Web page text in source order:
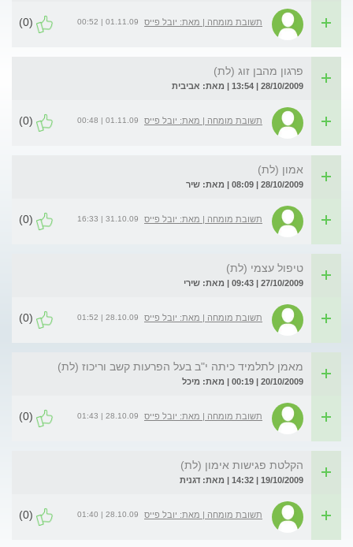
תשובת מומחה | מאת: יובל פייס 01.11.09 | 00:52
(0)
פרגון מהבן זוג (לת)
28/10/2009 | 13:54 | מאת: אביבית
תשובת מומחה | מאת: יובל פייס 01.11.09 | 00:48
(0)
אמון (לת)
28/10/2009 | 08:09 | מאת: שיר
תשובת מומחה | מאת: יובל פייס 31.10.09 | 16:33
(0)
טיפול עצמי (לת)
27/10/2009 | 09:43 | מאת: שירי
תשובת מומחה | מאת: יובל פייס 28.10.09 | 01:52
(0)
מאמן לתלמיד כיתה י"ב בעל הפרעות קשב וריכוז (לת)
20/10/2009 | 00:19 | מאת: מיכל
תשובת מומחה | מאת: יובל פייס 28.10.09 | 01:43
(0)
הקלטת פגישות אימון (לת)
19/10/2009 | 14:32 | מאת: דגנית
תשובת מומחה | מאת: יובל פייס 28.10.09 | 01:40
(0)